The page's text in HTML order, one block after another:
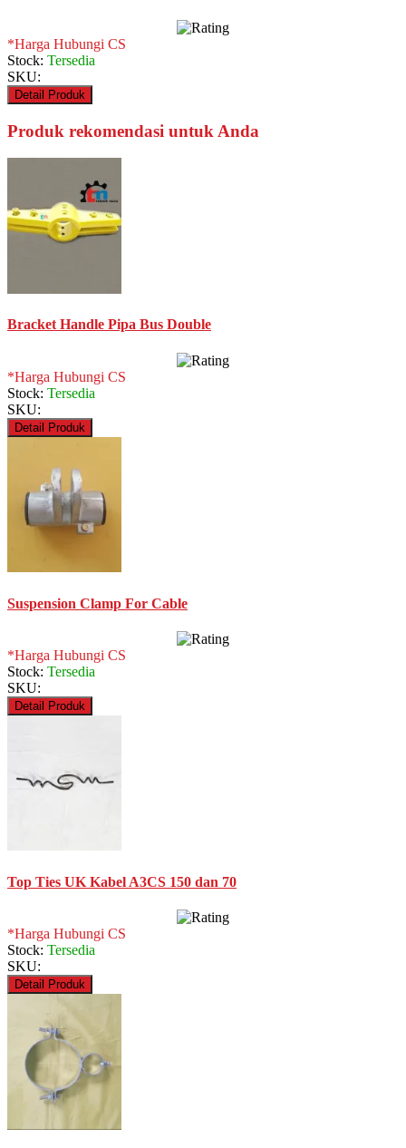
*Harga Hubungi CS
Stock: Tersedia
SKU:
Detail Produk
Produk rekomendasi untuk Anda
Bracket Handle Pipa Bus Double
*Harga Hubungi CS
Stock: Tersedia
SKU:
Detail Produk
Suspension Clamp For Cable
*Harga Hubungi CS
Stock: Tersedia
SKU:
Detail Produk
Top Ties UK Kabel A3CS 150 dan 70
*Harga Hubungi CS
Stock: Tersedia
SKU:
Detail Produk